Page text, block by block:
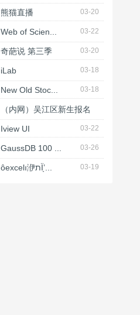
03-25
熊猫直播 03-20
Web of Scien... 03-22
奇葩说 第三季 03-20
iLab 03-18
New Old Stoc... 03-18
（内网）吴江区新生报名
03-25
Iview UI 03-22
GaussDB 100 ... 03-26
ôexcelı洢תΪָʽ... 03-19